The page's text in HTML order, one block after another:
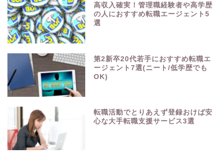
高収入確実！管理職経験者や高学歴
の人におすすめ転職エージェント5
選
第2新卒20代若手におすすめ転職エ
ージェント7選(ニート/低学歴でも
OK)
転職活動でとりあえず登録おけば安
心な大手転職支援サービス3選